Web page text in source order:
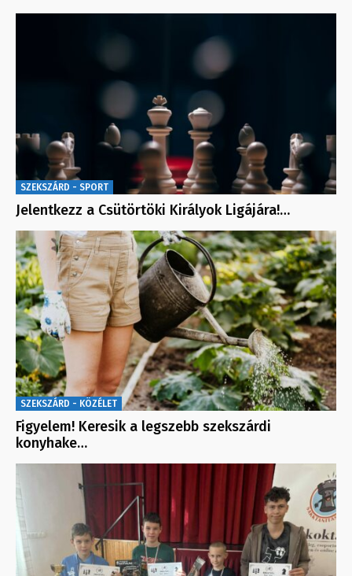
SZEKSZÁRD - SPORT
Jelentkezz a Csütörtöki Királyok Ligájára!…
SZEKSZÁRD - KÖZÉLET
Figyelem! Keresik a legszebb szekszárdi
konyhake…